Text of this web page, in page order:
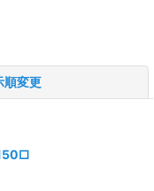
順変更